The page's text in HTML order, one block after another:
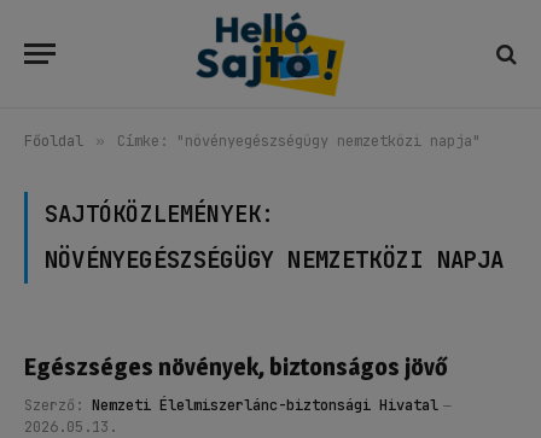
Főoldal » Címke: "növényegészségügy nemzetközi napja"
SAJTÓKÖZLEMÉNYEK:
NÖVÉNYEGÉSZSÉGÜGY NEMZETKÖZI NAPJA
Egészséges növények, biztonságos jövő
Szerző: Nemzeti Élelmiszerlánc-biztonsági Hivatal
2026.05.13.